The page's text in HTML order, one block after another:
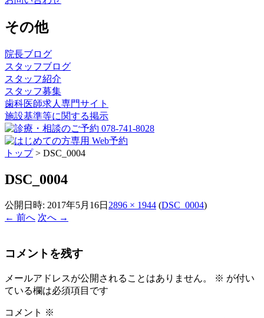
その他
院長ブログ
スタッフブログ
スタッフ紹介
スタッフ募集
歯科医師求人専門サイト
施設基準等に関する掲示
トップ> DSC_0004
DSC_0004
公開日時: 2017年5月16日 2896 × 1944 (DSC_0004)
← 前へ 次へ →
コメントを残す
メールアドレスが公開されることはありません。 ※ が付い
ている欄は必須項目です
コメント ※